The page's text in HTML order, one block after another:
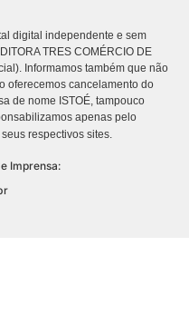
digital independente e sem
TRES COMÉRCIO DE
Informamos também que não
oferecemos cancelamento do
de nome ISTOÉ, tampouco
apenas pelo
seus respectivos sites.
Imprensa: